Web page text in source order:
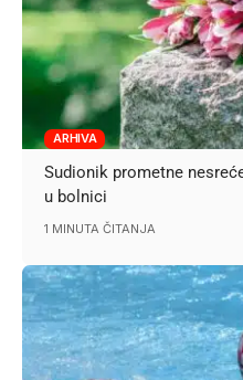
ARHIVA
Sudionik prometne
u bolnici
1 MINUTA ČITANJA